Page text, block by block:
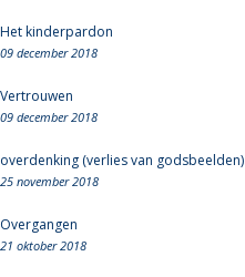
Het kinderpardon
09 december 2018
Vertrouwen
09 december 2018
overdenking (verlies van godsbeelden)
25 november 2018
Overgangen
21 oktober 2018